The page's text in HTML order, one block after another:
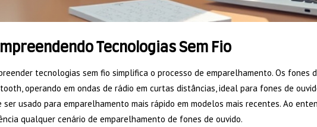
Tecnologias Sem Fio
tecnologias sem fio simplifica o processo de emparelhamento. Os fones
operando em ondas de rádio em curtas distâncias, ideal para fones de
ser usado para emparelhamento mais rápido em modelos mais recentes. Ao
qualquer cenário de emparelhamento de fones de ouvido.